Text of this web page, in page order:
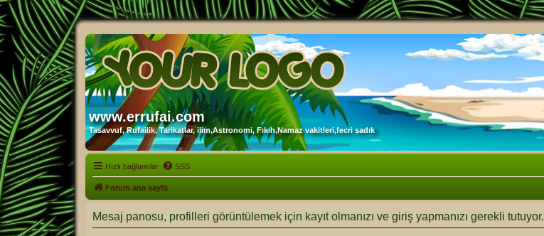
www.errufai.com
Tasavvuf, Rufailik, Tarikatlar, ilim,Astronomi, Fıkıh,Namaz vakitleri,fecri sadık
Hızlı bağlantılar SSS
Forum ana sayfa
Mesaj panosu, profilleri görüntülemek için kayıt olmanızı ve giriş yapmanızı gerekli tutuyor.